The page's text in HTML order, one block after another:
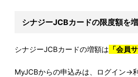
シナジーJCBカードの限度額を
シナジーJCBカードの増額は 「会員
MyJCBからの申込みは、ログイン→